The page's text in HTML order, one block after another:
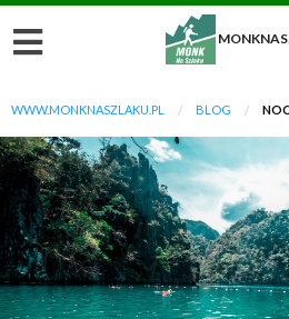
WWW.MONKNASZLAKU.PL BLOG